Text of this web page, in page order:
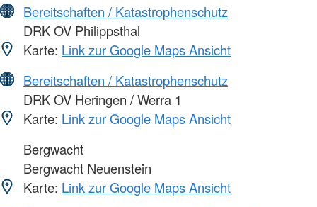
Bereitschaften / Katastrophenschutz
DRK OV Philippsthal
Karte: Link zur Google Maps Ansicht
Bereitschaften / Katastrophenschutz
DRK OV Heringen / Werra 1
Karte: Link zur Google Maps Ansicht
Bergwacht
Bergwacht Neuenstein
Karte: Link zur Google Maps Ansicht